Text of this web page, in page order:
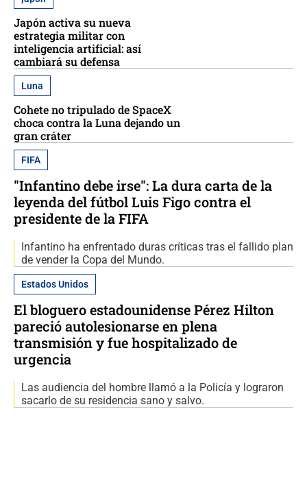
Japón activa su nueva
estrategia militar con
inteligencia artificial: así
cambiará su defensa
Luna
Cohete no tripulado de SpaceX
choca contra la Luna dejando un
gran cráter
FIFA
"Infantino debe irse": La dura carta de la
leyenda del fútbol Luis Figo contra el
presidente de la FIFA
Infantino ha enfrentado duras críticas tras el fallido plan
de vender la Copa del Mundo.
Estados Unidos
El bloguero estadounidense Pérez Hilton
pareció autolesionarse en plena
transmisión y fue hospitalizado de
urgencia
Las audiencia del hombre llamó a la Policía y lograron
sacarlo de su residencia sano y salvo.